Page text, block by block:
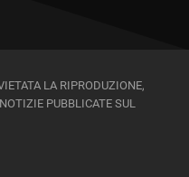
LA RIPRODUZIONE,
PUBBLICATE SUL